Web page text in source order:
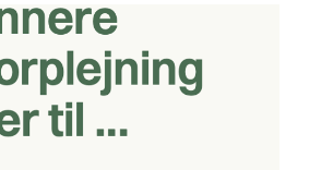
Guide